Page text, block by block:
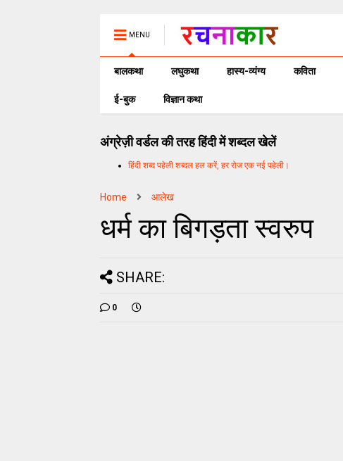
MENU
बालकथा लघुकथा हास्य-व्यंग्य कविता
ई-बुक विज्ञान कथा
अंग्रेज़ी वर्डल की तरह हिंदी में शब्दल खेलें
हिंदी शब्द पहेली शब्दल हल करें, हर रोज एक नई पहेली।
Home आलेख
धर्म का बिगड़ता स्वरुप
SHARE:
0